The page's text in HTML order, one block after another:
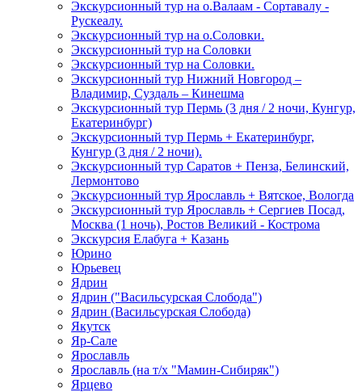
Экскурсионный тур на о.Валаам - Сортавалу -
Рускеалу.
Экскурсионный тур на о.Соловки.
Экскурсионный тур на Соловки
Экскурсионный тур на Соловки.
Экскурсионный тур Нижний Новгород –
Владимир, Суздаль – Кинешма
Экскурсионный тур Пермь (3 дня / 2 ночи, Кунгур,
Екатеринбург)
Экскурсионный тур Пермь + Екатеринбург,
Кунгур (3 дня / 2 ночи).
Экскурсионный тур Саратов + Пенза, Белинский,
Лермонтово
Экскурсионный тур Ярославль + Вятское, Вологда
Экскурсионный тур Ярославль + Сергиев Посад,
Москва (1 ночь), Ростов Великий - Кострома
Экскурсия Елабуга + Казань
Юрино
Юрьевец
Ядрин
Ядрин ("Васильсурская Слобода")
Ядрин (Васильсурская Слобода)
Якутск
Яр-Сале
Ярославль
Ярославль (на т/х "Мамин-Сибиряк")
Ярцево